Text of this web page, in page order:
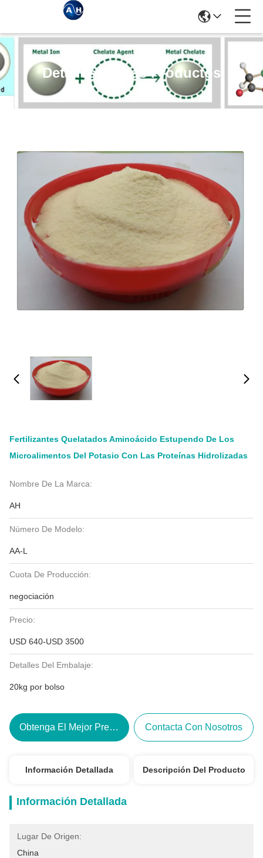
Detalles De Los Productos
Fertilizantes Quelatados Aminoácido Estupendo De Los
Microalimentos Del Potasio Con Las Proteínas Hidrolizadas
Nombre De La Marca:
AH
Número De Modelo:
AA-L
Cuota De Producción:
negociación
Precio:
USD 640-USD 3500
Detalles Del Embalaje:
20kg por bolso
Obtenga El Mejor Precio Contacta Con Nosotros
Información Detallada Descripción Del Producto
Información Detallada
Lugar De Origen:
China